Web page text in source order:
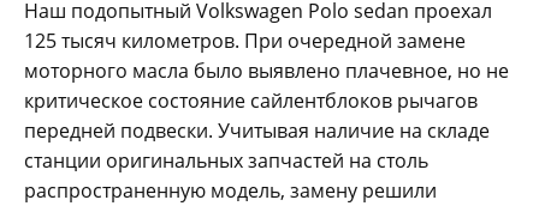
Наш подопытный Volkswagen Polo sedan проехал
125 тысяч километров. При очередной замене
моторного масла было выявлено плачевное, но не
критическое состояние сайлентблоков рычагов
передней подвески. Учитывая наличие на складе
станции оригинальных запчастей на столь
распространенную модель, замену решили